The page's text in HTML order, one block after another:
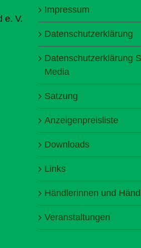
e. V.
Impressum
Datenschutzerklärung
Datenschutzerklärung
Media
Satzung
Anzeigenpreisliste
Downloads
Links
Händlerinnen und
Veranstaltungen